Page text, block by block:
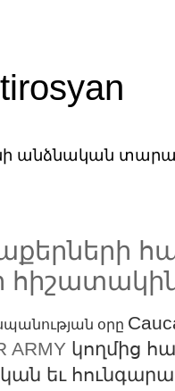
անձնական
օրը
ARMY կողմից
եւ